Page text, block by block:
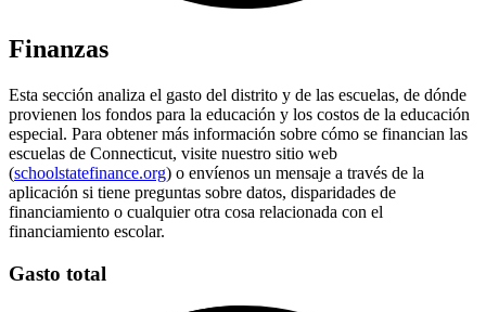
Finanzas
Esta sección analiza el gasto del distrito y de las escuelas, de dónde
provienen los fondos para la educación y los costos de la educación
especial. Para obtener más información sobre cómo se financian las
escuelas de Connecticut, visite nuestro sitio web
(schoolstatefinance.org) o envíenos un mensaje a través de la
aplicación si tiene preguntas sobre datos, disparidades de
financiamiento o cualquier otra cosa relacionada con el
financiamiento escolar.
Gasto total